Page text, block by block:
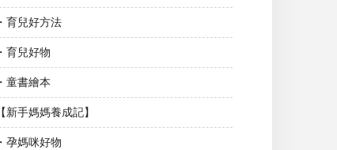
・育兒好方法
・育兒好物
・童書繪本
【新手媽媽養成記】
・孕媽咪好物